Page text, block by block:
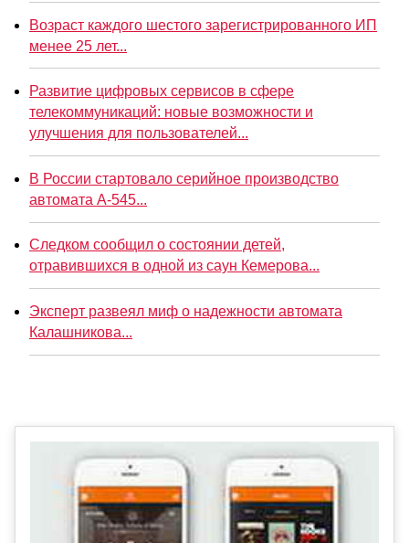
Возраст каждого шестого зарегистрированного ИП
менее 25 лет...
Развитие цифровых сервисов в сфере
телекоммуникаций: новые возможности и
улучшения для пользователей...
В России стартовало серийное производство
автомата А-545...
Следком сообщил о состоянии детей,
отравившихся в одной из саун Кемерова...
Эксперт развеял миф о надежности автомата
Калашникова...